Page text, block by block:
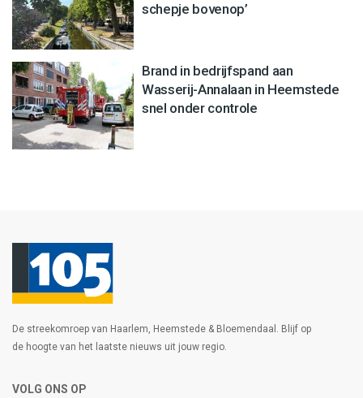
schepje bovenop’
Brand in bedrijfspand aan
Wasserij-Annalaan in Heemstede
snel onder controle
De streekomroep van Haarlem, Heemstede & Bloemendaal. Blijf op
de hoogte van het laatste nieuws uit jouw regio.
VOLG ONS OP